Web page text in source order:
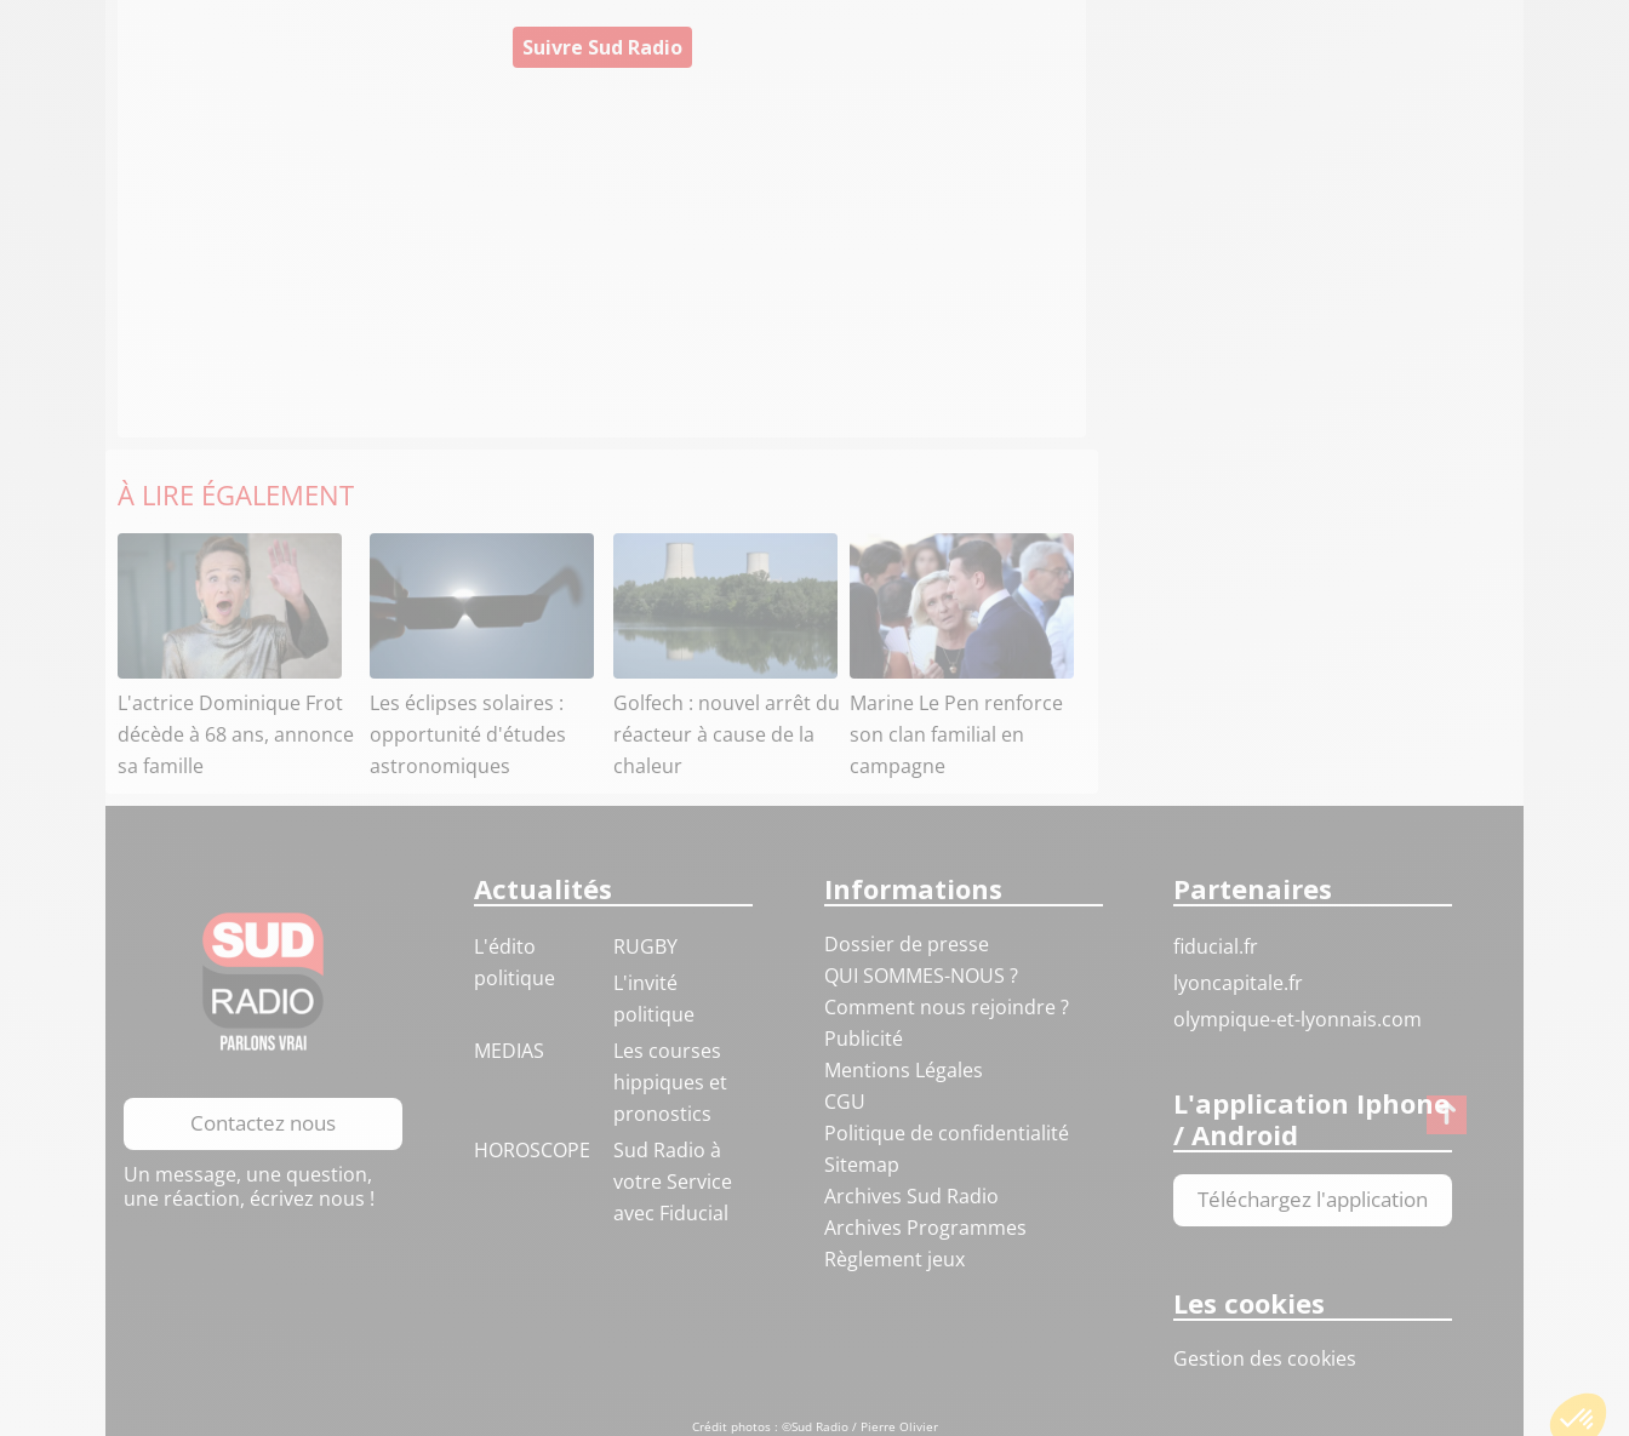
Suivre Sud Radio
À LIRE ÉGALEMENT
L'actrice Dominique Frot
décède à 68 ans, annonce
sa famille
Les éclipses solaires :
opportunité d'études
astronomiques
Golfech : nouvel arrêt du
réacteur à cause de la
chaleur
Marine Le Pen renforce
son clan familial en
campagne
Contactez nous
Un message, une question,
une réaction, écrivez nous !
Actualités
L'édito
politique
RUGBY
L'invité
politique
MEDIAS
Les courses
hippiques et
pronostics
HOROSCOPE
Sud Radio à
votre Service
avec Fiducial
Informations
Dossier de presse
QUI SOMMES-NOUS ?
Comment nous rejoindre ?
Publicité
Mentions Légales
CGU
Politique de confidentialité
Sitemap
Archives Sud Radio
Archives Programmes
Règlement jeux
Partenaires
fiducial.fr
lyoncapitale.fr
olympique-et-lyonnais.com
L'application Iphone
/ Android
Téléchargez l'application
Les cookies
Gestion des cookies
Crédit photos : ©Sud Radio / Pierre Olivier